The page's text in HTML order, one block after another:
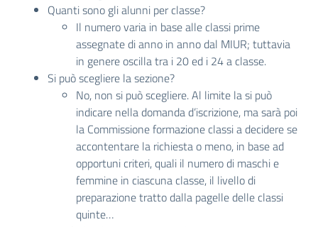
Quanti sono gli alunni per classe?
Il numero varia in base alle classi prime
assegnate di anno in anno dal MIUR; tuttavia
in genere oscilla tra i 20 ed i 24 a classe.
Si può scegliere la sezione?
No, non si può scegliere. Al limite la si può
indicare nella domanda d’iscrizione, ma sarà poi
la Commissione formazione classi a decidere se
accontentare la richiesta o meno, in base ad
opportuni criteri, quali il numero di maschi e
femmine in ciascuna classe, il livello di
preparazione tratto dalla pagelle delle classi
quinte…